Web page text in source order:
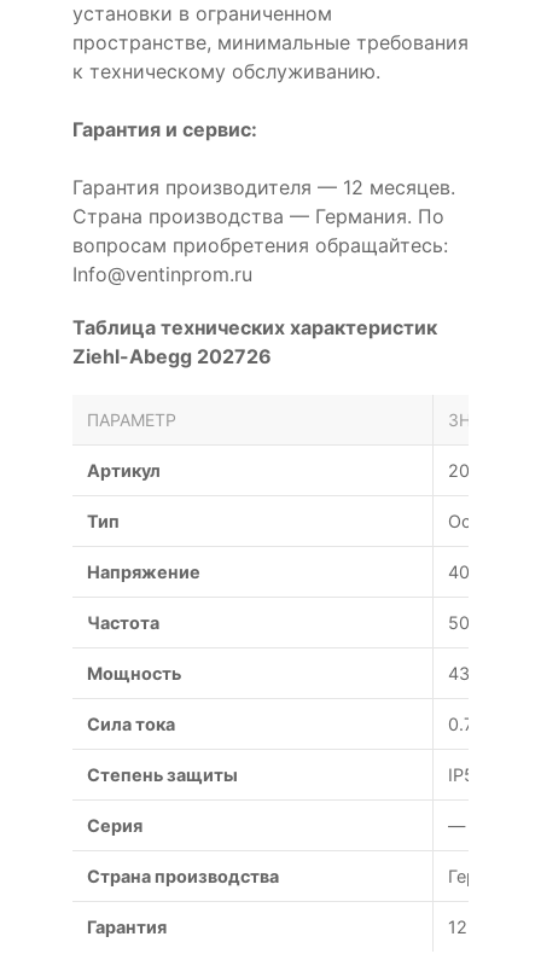
установки в ограниченном
пространстве, минимальные требования
к техническому обслуживанию.
Гарантия и сервис:
Гарантия производителя — 12 месяцев.
Страна производства — Германия. По
вопросам приобретения обращайтесь:
Info@ventinprom.ru
Таблица технических характеристик
Ziehl-Abegg 202726
ПАРАМЕТР ЗНАЧЕНИЕ
Артикул 202726
Тип Осевой
Напряжение 400 В
Частота 50 Гц
Мощность 430 Вт
Сила тока 0.79 А
Степень защиты IP54
Серия —
Страна производства Германия
Гарантия 12